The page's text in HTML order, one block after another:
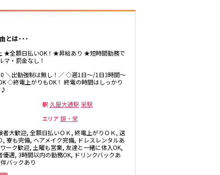
とは･･･
★全額日払いOK！★昇給あり ★短時間勤務で
・罰金なし！
＼出勤強制は無し！／ ◇週1日～/1日3時間～
◇終電上がりもOK！ 終電の時間はしっかり
♪
駅 久屋大通駅 栄駅
エリア 錦・栄
者大歓迎, 全額日払いＯＫ, 終電上がりＯＫ, 送
, 寮も完備, ヘアメイク完備, ドレスレンタルあ
ーク歓迎, 土曜も営業, 友達と一緒に体入OK,
優遇, 3時間以内の勤務OK, ドリンクバックあ
バックあり